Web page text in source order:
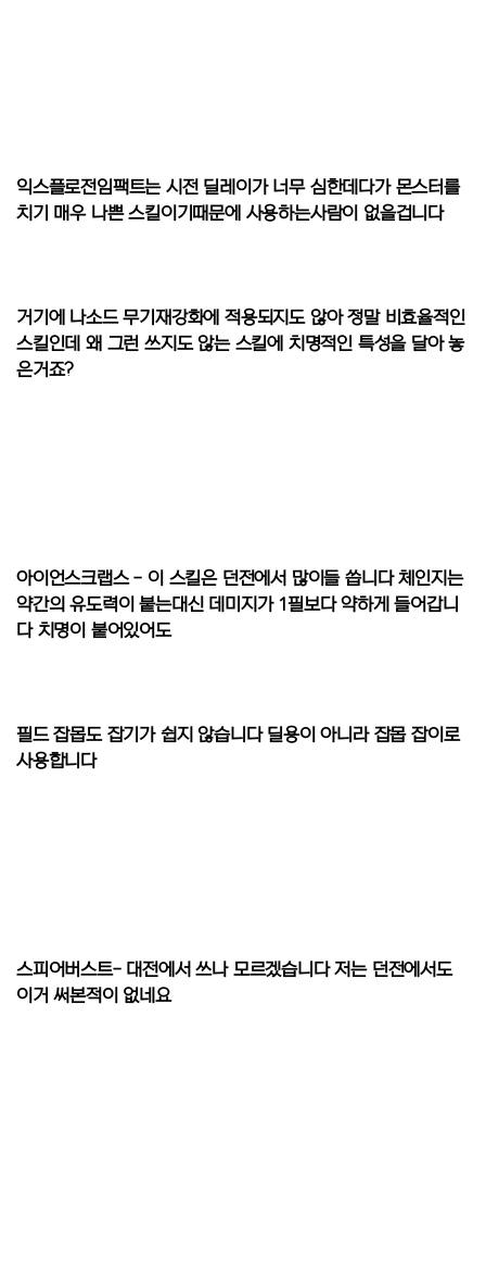
익스플로전임팩트는 시전 딜레이가 너무 심한데다가 몬스터를
치기 매우 나쁜 스킬이기때문에 사용하는사람이 없을겁니다
거기에 나소드 무기재강화에 적용되지도 않아 정말 비효율적인
스킬인데 왜 그런 쓰지도 않는 스킬에 치명적인 특성을 달아 놓
은거죠?
아이언스크랩스 - 이 스킬은 던전에서 많이들 씁니다 체인지는
약간의 유도력이 붙는대신 데미지가 1필보다 약하게 들어갑니
다 치명이 붙어있어도
필드 잡몹도 잡기가 쉽지 않습니다 딜용이 아니라 잡몹 잡이로
사용합니다
스피어버스트- 대전에서 쓰나 모르겠습니다 저는 던전에서도
이거 써본적이 없네요